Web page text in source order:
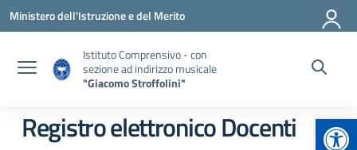
Vai ai contenuti
Vai al menu di navigazione
Vai al footer
Ministero dell'Istruzione e del Merito
Istituto Comprensivo - con
sezione ad indirizzo musicale
"Giacomo Stroffolini"
Registro elettronico Docenti